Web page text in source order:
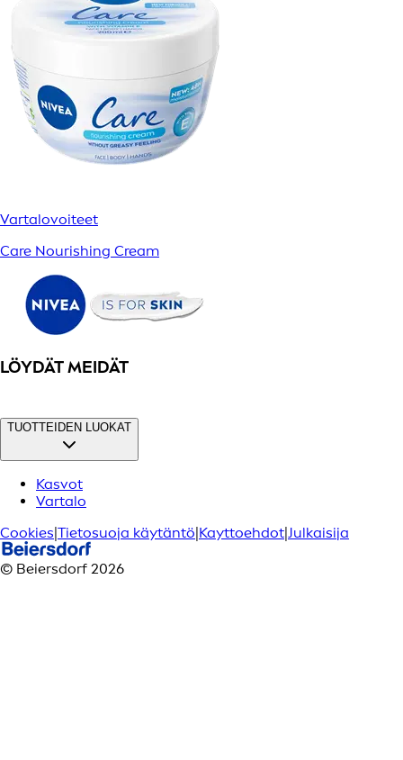
Vartalovoiteet
Care Nourishing Cream
LÖYDÄT MEIDÄT
TUOTTEIDEN LUOKAT
Kasvot
Vartalo
Cookies|Tietosuoja käytäntö|Kayttoehdot|Julkaisija
© Beiersdorf 2026